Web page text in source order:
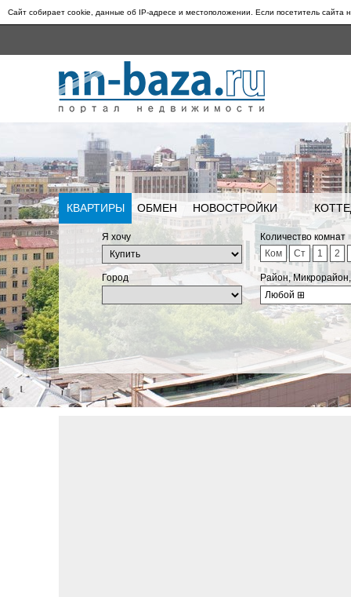
Сайт собирает cookie, данные об IP-адресе и местоположении. Если посетитель сайта
КВАРТИРЫ ОБМЕН НОВОСТРОЙКИ
Я хочу
Количество комнат
Ком
Ст 1 2
Город
Район,
Любой ⊞